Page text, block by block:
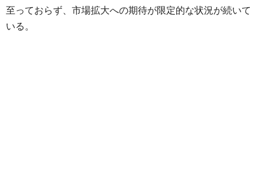
至っておらず、市場拡大への期待が限定的な状況が続いて
いる。